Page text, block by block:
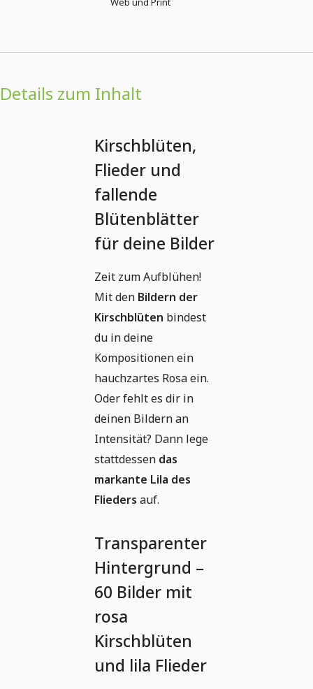
Details zum Inhalt
Kirschblüten,
Flieder und
fallende
Blütenblätter
für deine Bilder
Zeit zum Aufblühen!
Mit den Bildern der
Kirschblüten bindest
du in deine
Kompositionen ein
hauchzartes Rosa ein.
Oder fehlt es dir in
deinen Bildern an
Intensität? Dann lege
stattdessen das
markante Lila des
Flieders auf.
Transparenter
Hintergrund –
60 Bilder mit
rosa
Kirschblüten
und lila Flieder